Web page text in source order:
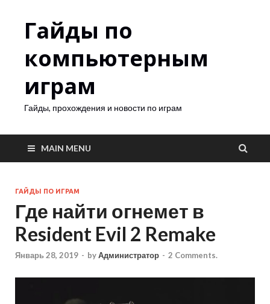
Гайды по
компьютерным
играм
Гайды, прохождения и новости по играм
MAIN MENU
ГАЙДЫ ПО ИГРАМ
Где найти огнемет в
Resident Evil 2 Remake
Январь 28, 2019 - byАдминистратор - 2 Comments.